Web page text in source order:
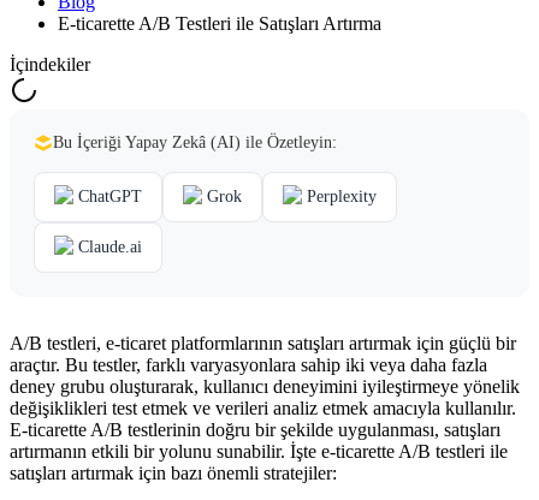
E-ticarette A/B Testleri ile Satışları Artırma
İçindekiler
Bu İçeriği Yapay Zekâ (AI) ile Özetleyin:
ChatGPT Grok Perplexity
Claude.ai
A/B testleri, e-ticaret platformlarının satışları artırmak için güçlü bir
araçtır. Bu testler, farklı varyasyonlara sahip iki veya daha fazla
deney grubu oluşturarak, kullanıcı deneyimini iyileştirmeye yönelik
değişiklikleri test etmek ve verileri analiz etmek amacıyla kullanılır.
E-ticarette A/B testlerinin doğru bir şekilde uygulanması, satışları
artırmanın etkili bir yolunu sunabilir. İşte e-ticarette A/B testleri ile
satışları artırmak için bazı önemli stratejiler: